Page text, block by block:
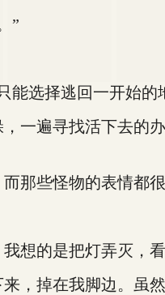
”
选择逃回一开始的
遍寻找活下去的
那些怪物的表情都
的是把灯弄灭，
掉在我脚边。虽